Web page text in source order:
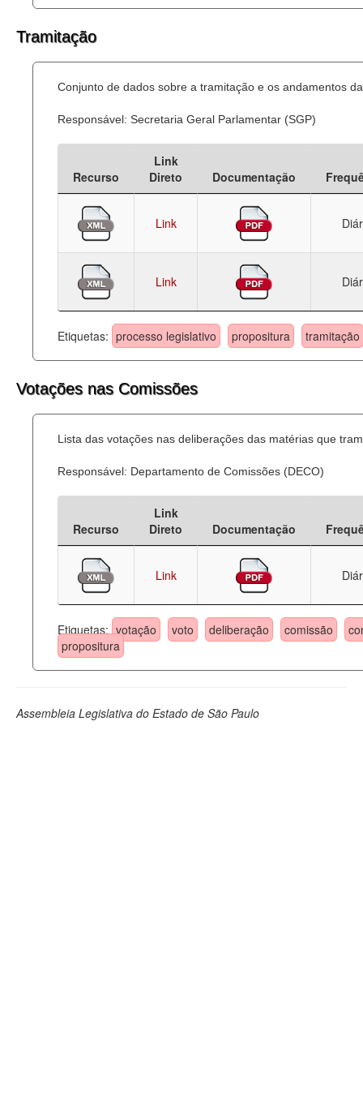
Tramitação
Conjunto de dados sobre a tramitação e os andamentos
Responsável: Secretaria Geral Parlamentar (SGP)
Recurso
Link
Direto
Documentação
Link
Link
Etiquetas: processo legislativo propositura tramitação
Votações nas Comissões
Lista das votações nas deliberações das matérias que
Responsável: Departamento de Comissões (DECO)
Recurso
Link
Direto
Documentação
Link
Etiquetas: votação voto deliberação comissão
propositura
Assembleia Legislativa do Estado de São Paulo